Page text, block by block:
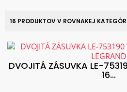
16 PRODUKTOV V ROVNAKEJ
DVOJITÁ ZÁSUVKA LE-
16...